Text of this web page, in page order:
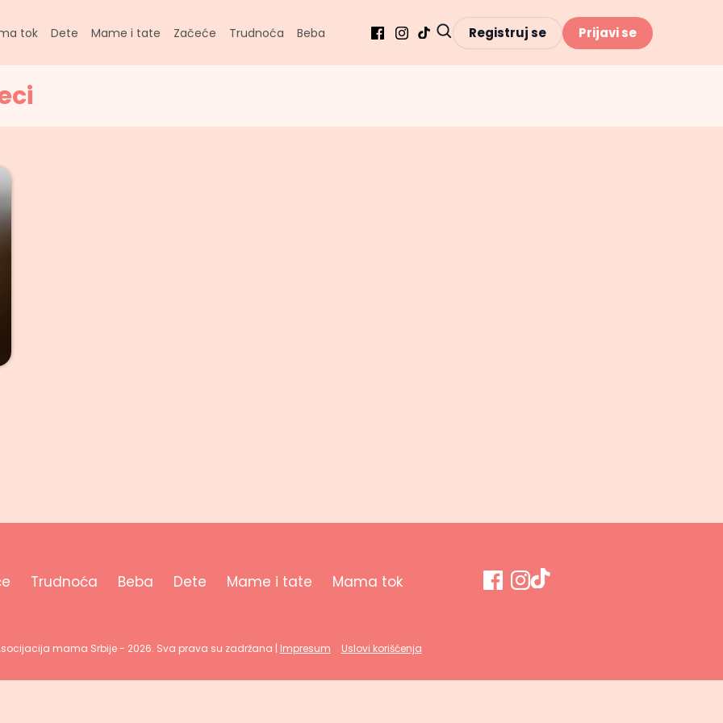
tok Dete Mame i tate Začeće Trudnoća Beba Registruj se Prijavi se
Trudnoća Beba Dete Mame i tate Mama tok
mama Srbije - 2026. Sva prava su zadržana | Impresum Uslovi korišćenja